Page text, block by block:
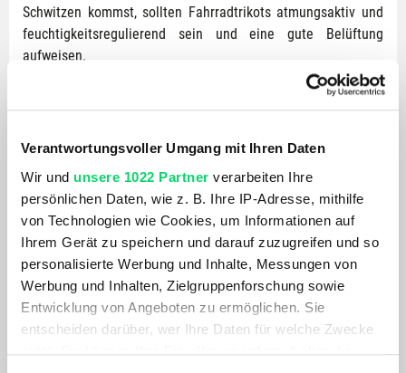
Verantwortungsvoller Umgang mit Ihren Daten
Wir und unsere 1022 Partner verarbeiten Ihre
persönlichen Daten, wie z. B. Ihre IP-Adresse, mithilfe
von Technologien wie Cookies, um Informationen auf
Ihrem Gerät zu speichern und darauf zuzugreifen und so
personalisierte Werbung und Inhalte, Messungen von
Werbung und Inhalten, Zielgruppenforschung sowie
Entwicklung von Angeboten zu ermöglichen. Sie
entscheiden darüber, wer Ihre Daten für welche Zwecke
Schwitzen kommst, sollten Fahrradtrikots atmungsaktiv und
feuchtigkeitsregulierend sein und eine gute Belüftung
aufweisen.
Jerseys und Trikots für Rennradfahrer und Gravelbiker liegen
eher eng an und sind aereodynamisch und möglichst leicht.
Style punkten und genug Platz z.B. für Protektoren bieten.
MTB Trikots - Das lässige Bike-Trikot für den
Trail
Ein MTB Trikot ist ein stylisches und funktionales Accessoire
für Mountainbiker und E-Mountainbiker. Sie reichen von
langarm T Shirts bis hin zu ärmellosen bike trikots.
Besonders beliebt sind mittlerweile auch Merino Bike Shirts